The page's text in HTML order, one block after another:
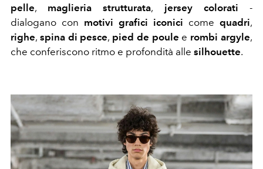
pelle, maglieria strutturata, jersey colorati -
dialogano con motivi grafici iconici come quadri,
righe, spina di pesce, pied de poule e rombi argyle,
che conferiscono ritmo e profondità alle silhouette.